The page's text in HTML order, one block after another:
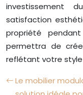
investissement
satisfaction
propriété
permettra de
reflétant votre
Le mobilier